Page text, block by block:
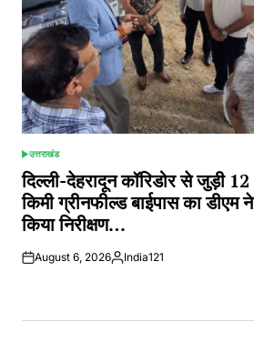
POSTED
IN
उत्तराखंड
दिल्ली-देहरादून कॉरिडोर से जुड़ी 12
किमी ग्रीनफील्ड बाईपास का डीएम ने
किया निरीक्षण…
August 6, 2026Posted
India121